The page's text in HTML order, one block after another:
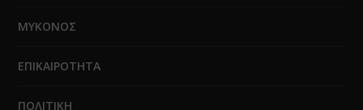
ΜΥΚΟΝΟΣ
ΕΠΙΚΑΙΡΟΤΗΤΑ
ΠΟΛΙΤΙΚΗ